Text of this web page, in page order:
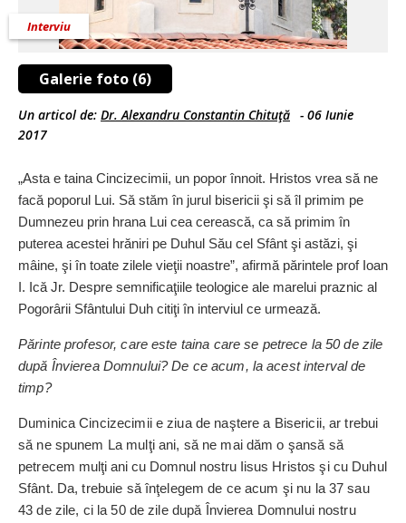
Galerie foto (6)
Interviu
Un articol de: Dr. Alexandru Constantin Chituţă - 06 Iunie
2017
„Asta e taina Cincizecimii, un popor înnoit. Hristos vrea să ne
facă poporul Lui. Să stăm în jurul bisericii şi să îl primim pe
Dumnezeu prin hrana Lui cea cerească, ca să primim în
puterea acestei hrăniri pe Duhul Său cel Sfânt şi astăzi, şi
mâine, şi în toate zilele vieţii noastre”, afirmă părintele prof Ioan
I. Ică Jr. Despre semnifi­caţiile teologice ale marelui praznic al
Pogorârii Sfântului Duh citiţi în interviul ce urmează.
Părinte profesor, care este taina care se petrece la 50 de zile
după Învierea Domnului? De ce acum, la acest interval de
timp?
Duminica Cincizecimii e ziua de naştere a Bisericii, ar trebui
să ne spunem La mulţi ani, să ne mai dăm o şansă să
petrecem mulţi ani cu Domnul nostru Iisus Hristos şi cu Duhul
Sfânt. Da, trebuie să înţelegem de ce acum şi nu la 37 sau
43 de zile, ci la 50 de zile după Învierea Domnului nostru